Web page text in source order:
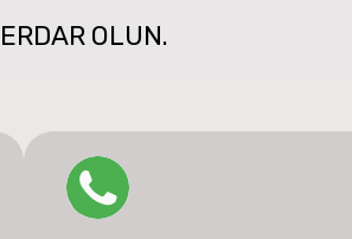
OLUN.